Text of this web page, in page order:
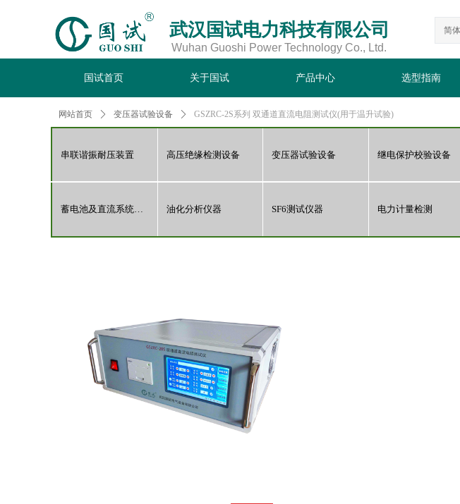
国试首页
国试首页
关于国试
关于国试
产品中心
产品中心
选型指南
武汉国试电力科技有限公司
Wuhan Guoshi Power Technology Co., Ltd.
简
蓄电池及直流系统检测 油化分析仪器 SF6测试仪器 电力计量检测
串联谐振耐压装置 高压绝缘检测设备 变压器试验设备 继电保护校验设备
网站首页 ꄲ 变压器试验设备 ꄲ GSZRC-2S系列 双通道直流电阻测试仪(用于温升试验)